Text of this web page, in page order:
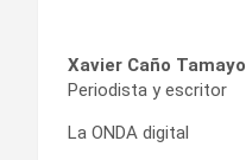
Xavier Caño Tamayo
Periodista y escritor
La ONDA digital